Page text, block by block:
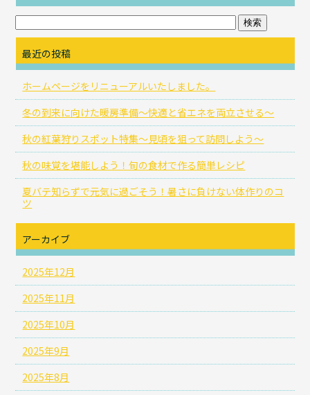
最近の投稿
ホームページをリニューアルいたしました。
冬の到来に向けた暖房準備～快適と省エネを両立させる～
秋の紅葉狩りスポット特集～見頃を狙って訪問しよう～
秋の味覚を堪能しよう！旬の食材で作る簡単レシピ
夏バテ知らずで元気に過ごそう！暑さに負けない体作りのコ
ツ
アーカイブ
2025年12月
2025年11月
2025年10月
2025年9月
2025年8月